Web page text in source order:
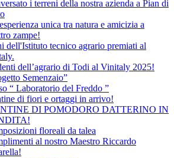
i terreni della nostra azienda a Pian di
unica tra natura e amicizia a
zampe!
dell'Istituto tecnico agrario premiati al
dell’agrario di Todi al Vinitaly 2025!
Semenzaio”
“ Laboratorio del Freddo ”
di fiori e ortaggi in arrivo!
DI POMODORO DATTERINO IN
floreali da talea
al nostro Maestro Riccardo